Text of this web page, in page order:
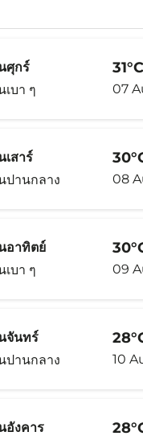
ศุกร์
เบา ๆ
31°C
07
เสาร์
ปานกลาง
08
อาทิตย์
เบา ๆ
09
จันทร์
ปานกลาง
10
อังคาร